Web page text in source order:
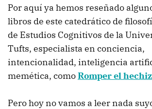
Por aquí ya hemos reseñado
libros de este catedrático de
de Estudios Cognitivos de la
Tufts, especialista en conciencia,
intencionalidad, inteligencia
memética, comoRomper el
Pero hoy no vamos a leer nada